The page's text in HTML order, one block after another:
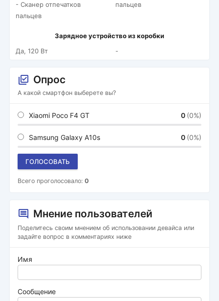
- Сканер отпечатков
пальцев
пальцев
Зарядное устройство из коробки
Да, 120 Вт
-
Опрос
А какой смартфон выберете вы?
Xiaomi Poco F4 GT 0 (0%)
Samsung Galaxy A10s 0 (0%)
ГОЛОСОВАТЬ
Всего проголосовало: 0
Мнение пользователей
Поделитесь своим мнением об использовании девайса или
задайте вопрос в комментариях ниже
Имя
Сообщение